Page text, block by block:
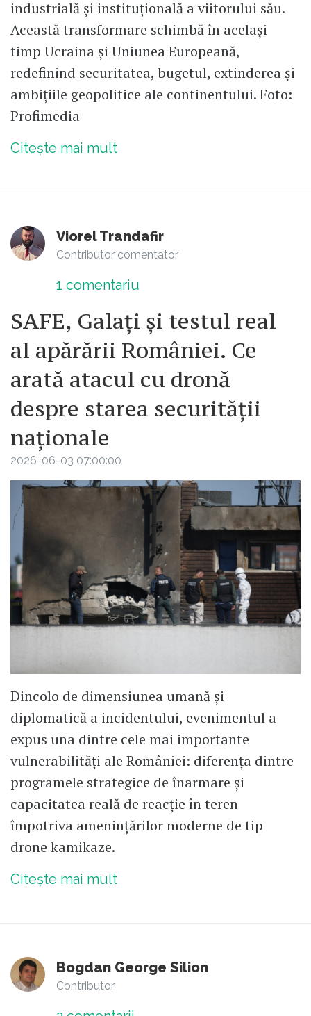
industrială și instituțională a viitorului său.
Această transformare schimbă în același
timp Ucraina și Uniunea Europeană,
redefinind securitatea, bugetul, extinderea și
ambițiile geopolitice ale continentului. Foto:
Profimedia
Citește mai mult
Viorel Trandafir
Contributor comentator
1 comentariu
SAFE, Galați și testul real
al apărării României. Ce
arată atacul cu dronă
despre starea securității
naționale
2026-06-03 07:00:00
Dincolo de dimensiunea umană și
diplomatică a incidentului, evenimentul a
expus una dintre cele mai importante
vulnerabilități ale României: diferența dintre
programele strategice de înarmare și
capacitatea reală de reacție în teren
împotriva amenințărilor moderne de tip
drone kamikaze.
Citește mai mult
Bogdan George Silion
Contributor